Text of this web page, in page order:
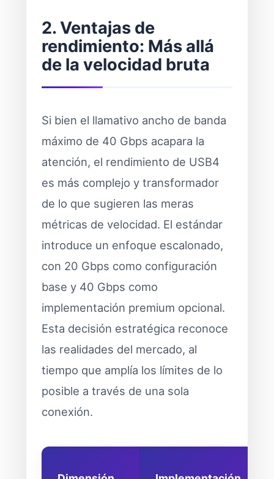
2. Ventajas de
rendimiento: Más allá
de la velocidad bruta
Si bien el llamativo ancho de banda
máximo de 40 Gbps acapara la
atención, el rendimiento de USB4
es más complejo y transformador
de lo que sugieren las meras
métricas de velocidad. El estándar
introduce un enfoque escalonado,
con 20 Gbps como configuración
base y 40 Gbps como
implementación premium opcional.
Esta decisión estratégica reconoce
las realidades del mercado, al
tiempo que amplía los límites de lo
posible a través de una sola
conexión.